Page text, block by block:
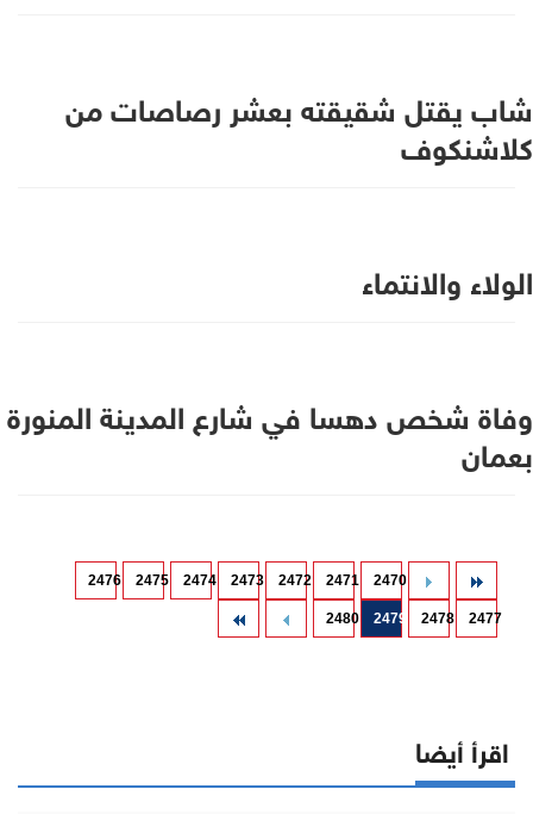
شاب يقتل شقيقته بعشر رصاصات من
كلاشنكوف
الولاء والانتماء
وفاة شخص دهسا في شارع المدينة المنورة
بعمان
2470
2471
2472
2473
2474
2475
2476
2477
2478
2479
2480
اقرأ أيضا